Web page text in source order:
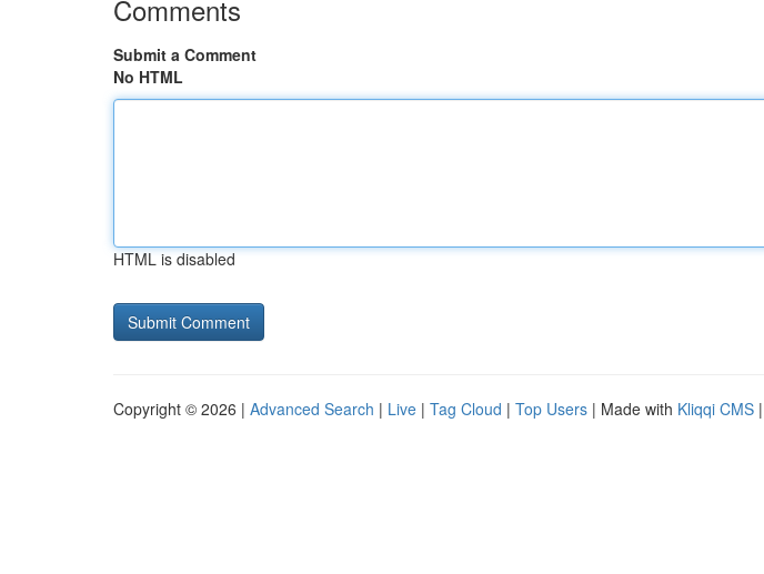
Comments
Submit a Comment
No HTML
HTML is disabled
Copyright © 2026 | Advanced Search | Live | Tag Cloud | Top Users | Made with Kliqqi CMS |